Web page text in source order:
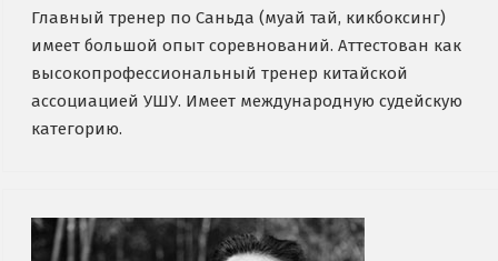
Главный тренер по Саньда (муай тай, кикбоксинг)
имеет большой опыт соревнований. Аттестован как
высокопрофессиональный тренер китайской
ассоциацией УШУ. Имеет международную судейскую
категорию.